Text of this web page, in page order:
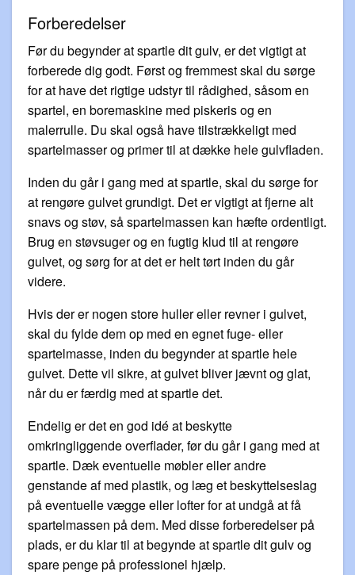
Forberedelser
Før du begynder at spartle dit gulv, er det vigtigt at
forberede dig godt. Først og fremmest skal du sørge
for at have det rigtige udstyr til rådighed, såsom en
spartel, en boremaskine med piskeris og en
malerrulle. Du skal også have tilstrækkeligt med
spartelmasser og primer til at dække hele gulvfladen.
Inden du går i gang med at spartle, skal du sørge for
at rengøre gulvet grundigt. Det er vigtigt at fjerne alt
snavs og støv, så spartelmassen kan hæfte ordentligt.
Brug en støvsuger og en fugtig klud til at rengøre
gulvet, og sørg for at det er helt tørt inden du går
videre.
Hvis der er nogen store huller eller revner i gulvet,
skal du fylde dem op med en egnet fuge- eller
spartelmasse, inden du begynder at spartle hele
gulvet. Dette vil sikre, at gulvet bliver jævnt og glat,
når du er færdig med at spartle det.
Endelig er det en god idé at beskytte
omkringliggende overflader, før du går i gang med at
spartle. Dæk eventuelle møbler eller andre
genstande af med plastik, og læg et beskyttelseslag
på eventuelle vægge eller lofter for at undgå at få
spartelmassen på dem. Med disse forberedelser på
plads, er du klar til at begynde at spartle dit gulv og
spare penge på professionel hjælp.